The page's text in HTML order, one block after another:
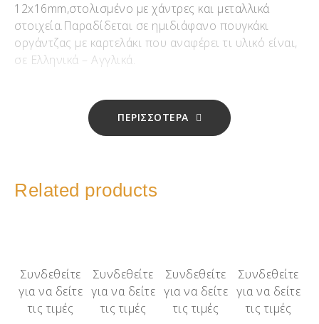
12x16mm,στολισμένο με χάντρες και μεταλλικά
στοιχεία.Παραδίδεται σε ημιδιάφανο πουγκάκι
οργάντζας με καρτελάκι που αναφέρει τι υλικό είναι,
σε Ελληνικά – Αγγλικά.
ΠΕΡΙΣΣΟΤΕΡΑ
Related products
Συνδεθείτε
για να δείτε
τις τιμές
Συνδεθείτε
για να δείτε
τις τιμές
Συνδεθείτε
για να δείτε
τις τιμές
Συνδεθείτε
για να δείτε
τις τιμές